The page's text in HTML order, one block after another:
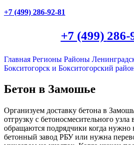
+7 (499) 286-92-81
+7 (499) 286-
Главная Регионы Районы
Бокситогорск и Бокситогорский
Бетон в Замошье
Организуем доставку бетона в
отгрузку с бетоносмесительного
обращаются подрядчики когда нужно
бетонный завод РБУ или нужна